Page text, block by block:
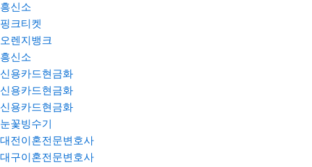
흥신소
핑크티켓
오렌지뱅크
흥신소
신용카드현금화
신용카드현금화
신용카드현금화
눈꽃빙수기
대전이혼전문변호사
대구이혼전문변호사